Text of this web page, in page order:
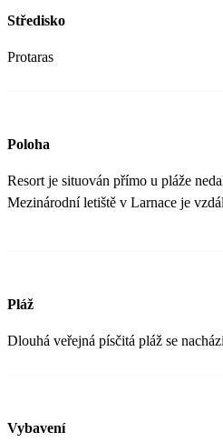
Středisko
Protaras
Poloha
Resort je situován přímo u pláže
Mezinárodní letiště v Larnace je
Pláž
Dlouhá veřejná písčitá pláž se
Vybavení